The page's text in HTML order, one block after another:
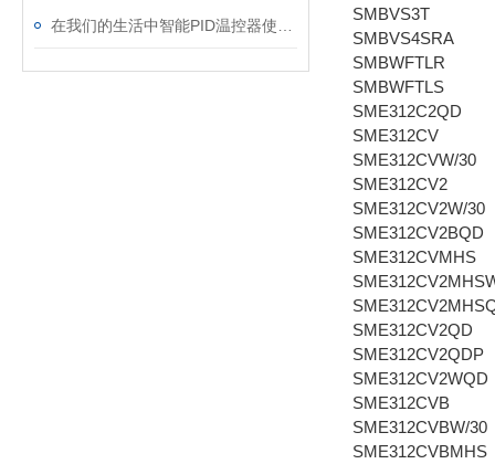
SMBVS3T
SMBVS4SRA
SMBWFTLR
SMBWFTLS
SME312C2QD
SME312CV
SME312CVW/30
SME312CV2
SME312CV2W/30
SME312CV2BQD
SME312CVMHS
SME312CV2QD
SME312CV2QDP
SME312CV2WQD
SME312CVB
SME312CVBW/30
SME312CVBMHS